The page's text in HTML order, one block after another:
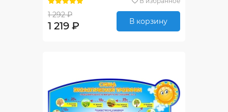
1 292 ₽
1 219 ₽ В корзину